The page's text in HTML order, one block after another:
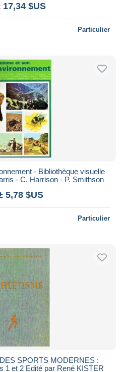
17,34 $US
Particulier
- Bibliothèque visuelle
- C. Harrison - P. Smithson
5,78 $US
Particulier
SPORTS MODERNES :
1 et 2 Edité par René KISTER